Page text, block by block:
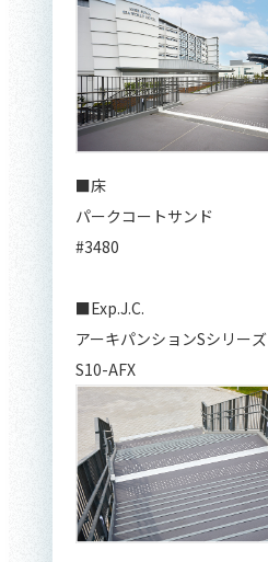
■床
パークコートサンド
#3480
■Exp.J.C.
アーキパンションSシリーズ
S10-AFX